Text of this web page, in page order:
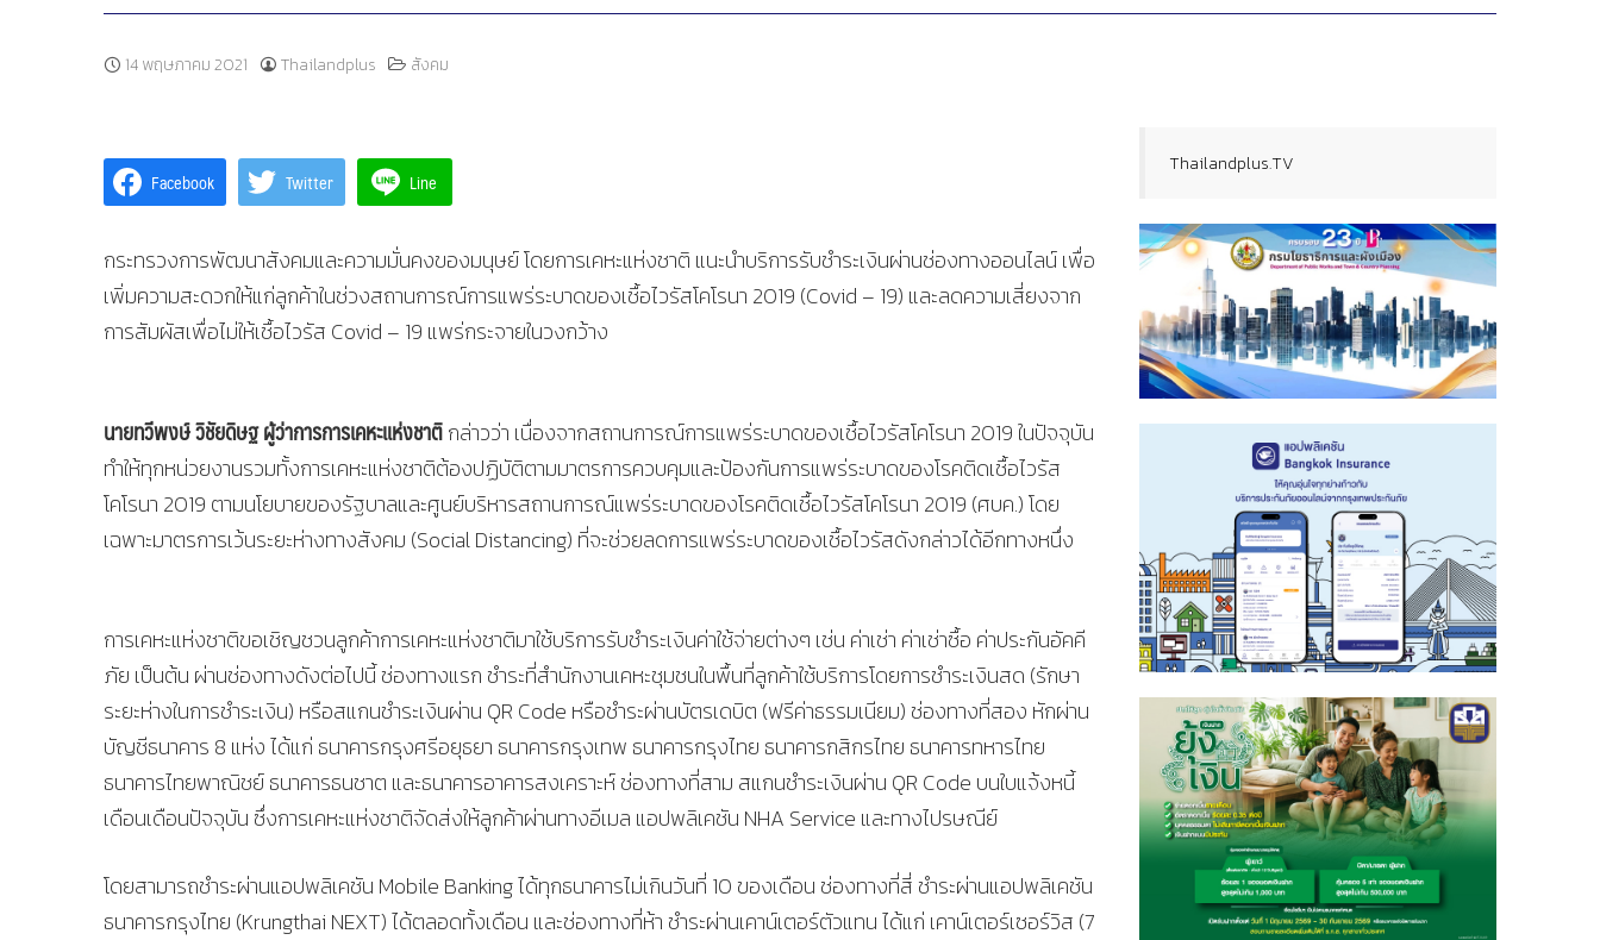
14 พฤษภาคม 2021 Thailandplus สังคม
Facebook Twitter Line
กระทรวงการพัฒนาสังคมและความมั่นคงของมนุษย์ โดยการเคหะแห่งชาติ แนะนำบริการรับชำระเงินผ่านช่องทางออนไลน์ เพื่อ
เพิ่มความสะดวกให้แก่ลูกค้าในช่วงสถานการณ์การแพร่ระบาดของเชื้อไวรัสโคโรนา 2019 (Covid – 19) และลดความเสี่ยงจาก
การสัมผัสเพื่อไม่ให้เชื้อไวรัส Covid – 19 แพร่กระจายในวงกว้าง
นายทวีพงษ์ วิชัยดิษฐ ผู้ว่าการการเคหะแห่งชาติกล่าวว่า เนื่องจากสถานการณ์การแพร่ระบาดของเชื้อไวรัสโคโรนา 2019 ในปัจจุบัน
ทำให้ทุกหน่วยงานรวมทั้งการเคหะแห่งชาติต้องปฏิบัติตามมาตรการควบคุมและป้องกันการแพร่ระบาดของโรคติดเชื้อไวรัส
โคโรนา 2019 ตามนโยบายของรัฐบาลและศูนย์บริหารสถานการณ์แพร่ระบาดของโรคติดเชื้อไวรัสโคโรนา 2019 (ศบค.) โดย
เฉพาะมาตรการเว้นระยะห่างทางสังคม (Social Distancing) ที่จะช่วยลดการแพร่ระบาดของเชื้อไวรัสดังกล่าวได้อีกทางหนึ่ง
การเคหะแห่งชาติขอเชิญชวนลูกค้าการเคหะแห่งชาติมาใช้บริการรับชำระเงินค่าใช้จ่ายต่างๆ เช่น ค่าเช่า ค่าเช่าซื้อ ค่าประกันอัคคี
ภัย เป็นต้น ผ่านช่องทางดังต่อไปนี้ ช่องทางแรก ชำระที่สำนักงานเคหะชุมชนในพื้นที่ลูกค้าใช้บริการโดยการชำระเงินสด (รักษา
ระยะห่างในการชำระเงิน) หรือสแกนชำระเงินผ่าน QR Code หรือชำระผ่านบัตรเดบิต (ฟรีค่าธรรมเนียม) ช่องทางที่สอง หักผ่าน
บัญชีธนาคาร 8 แห่ง ได้แก่ ธนาคารกรุงศรีอยุธยา ธนาคารกรุงเทพ ธนาคารกรุงไทย ธนาคารกสิกรไทย ธนาคารทหารไทย
ธนาคารไทยพาณิชย์ ธนาคารธนชาต และธนาคารอาคารสงเคราะห์ ช่องทางที่สาม สแกนชำระเงินผ่าน QR Code บนใบแจ้งหนี้
เดือนเดือนปัจจุบัน ซึ่งการเคหะแห่งชาติจัดส่งให้ลูกค้าผ่านทางอีเมล แอปพลิเคชัน NHA Service และทางไปรษณีย์
โดยสามารถชำระผ่านแอปพลิเคชัน Mobile Banking ได้ทุกธนาคารไม่เกินวันที่ 10 ของเดือน ช่องทางที่สี่ ชำระผ่านแอปพลิเคชัน
ธนาคารกรุงไทย (Krungthai NEXT) ได้ตลอดทั้งเดือน และช่องทางที่ห้า ชำระผ่านเคาน์เตอร์ตัวแทน ได้แก่ เคาน์เตอร์เซอร์วิส (7
Thailandplus.TV